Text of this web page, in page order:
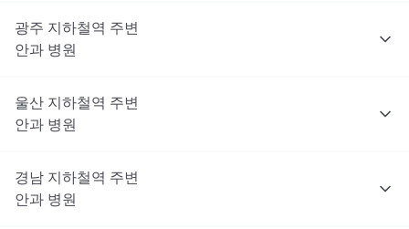
광주 지하철역 주변
안과 병원
울산 지하철역 주변
안과 병원
경남 지하철역 주변
안과 병원